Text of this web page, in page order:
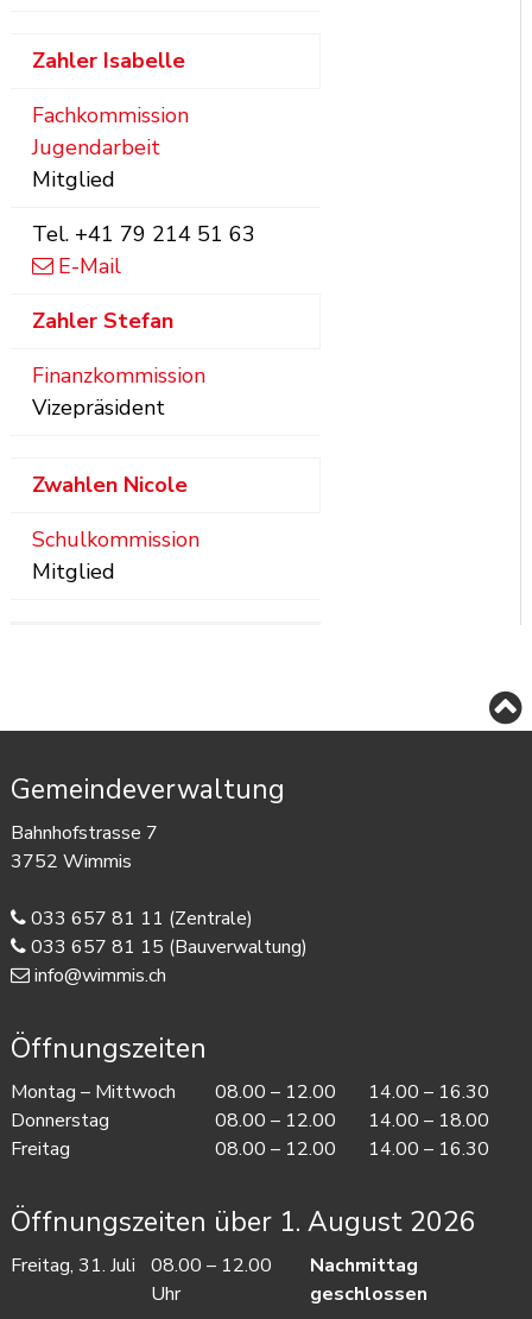
Zahler Isabelle
Fachkommission
Jugendarbeit
Mitglied
Tel. +41 79 214 51 63
E-Mail
Zahler Stefan
Finanzkommission
Vizepräsident
Zwahlen Nicole
Schulkommission
Mitglied
Footer
Gemeindeverwaltung
Bahnhofstrasse 7
3752 Wimmis
033 657 81 11 (Zentrale)
033 657 81 15 (Bauverwaltung)
info@wimmis.ch
Öffnungszeiten
Montag – Mittwoch 08.00 – 12.00
14.00 – 16.30
Donnerstag 08.00 – 12.00
14.00 – 18.00
Freitag 08.00 – 12.00 14.00 – 16.30
Öffnungszeiten über 1. August 2026
Freitag, 31. Juli
08.00 – 12.00
Uhr
Nachmittag
geschlossen